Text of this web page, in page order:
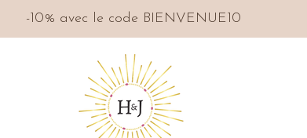
-10% avec le code BIENVENUE10